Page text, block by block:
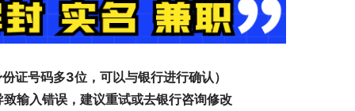
证号码多3位，可以与银行进行确认）
输入错误，建议重试或去银行咨询修改